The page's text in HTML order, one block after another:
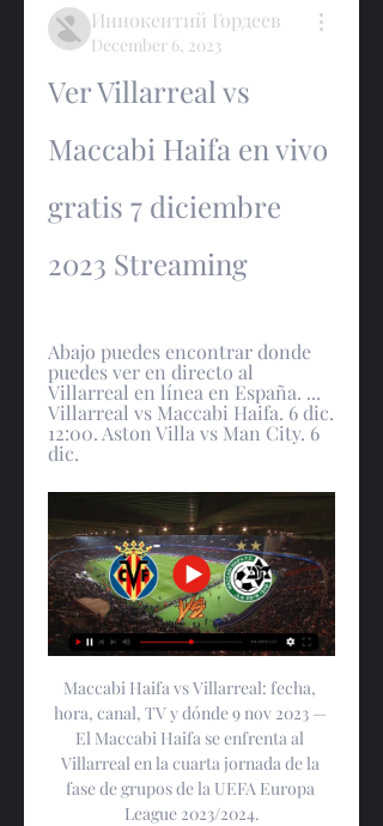
Иннокентий Гордеев
December 6, 2023
Ver Villarreal vs
Maccabi Haifa en vivo
gratis 7 diciembre
2023 Streaming
Abajo puedes encontrar donde
puedes ver en directo al
Villarreal en línea en España. ...
Villarreal vs Maccabi Haifa. 6 dic.
12:00. Aston Villa vs Man City. 6
dic.
Maccabi Haifa vs Villarreal: fecha,
hora, canal, TV y dónde 9 nov 2023 —
El Maccabi Haifa se enfrenta al
Villarreal en la cuarta jornada de la
fase de grupos de la UEFA Europa
League 2023/2024.